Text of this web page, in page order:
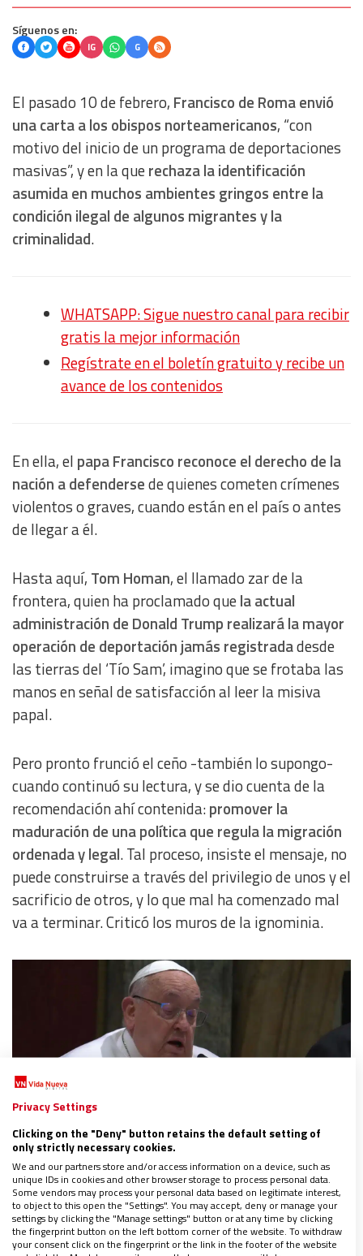
Síguenos en:
IG G
El pasado 10 de febrero, Francisco de Roma envió
una carta a los obispos norteamericanos, “con
motivo del inicio de un programa de deportaciones
masivas”, y en la querechaza la identificación
asumida en muchos ambientes gringos entre la
condición ilegal de algunos migrantes y la
criminalidad.
WHATSAPP: Sigue nuestro canal para recibir
gratis la mejor información
Regístrate en el boletín gratuito y recibe un
avance de los contenidos
En ella, el papa Francisco reconoce el derecho de la
nación a defendersede quienes cometen crímenes
violentos o graves, cuando están en el país o antes
de llegar a él.
Hasta aquí, Tom Homan, el llamado zar de la
frontera, quien ha proclamado quela actual
administración de Donald Trump realizará la mayor
operación de deportación jamás registradadesde
las tierras del ‘Tío Sam’, imagino que se frotaba las
manos en señal de satisfacción al leer la misiva
papal.
Pero pronto frunció el ceño -también lo supongo-
cuando continuó su lectura, y se dio cuenta de la
recomendación ahí contenida:promover la
maduración de una política que regula la migración
ordenada y legal. Tal proceso, insiste el mensaje, no
puede construirse a través del privilegio de unos y el
sacrificio de otros, y lo que mal ha comenzado mal
va a terminar. Criticó los muros de la ignominia.
Obvio.Lo dicho por Bergoglio molestó al
norteamericano, quien de inmediato se le fue a la
yugular. Lo menos que le pidió es que se concentrara
en el gobierno de la Iglesia Católica, que el Vaticano
Privacy Settings
Clicking on the "Deny" button retains the default setting of
only strictly necessary cookies.
We and our partners store and/or access information on a device, such as
unique IDs in cookies and other browser storage to process personal data.
Some vendors may process your personal data based on legitimate interest,
to object to this open the "Settings". You may accept, deny or manage your
settings by clicking the "Manage settings" button or at any time by clicking
the fingerprint button on the left bottom corner of the website. To withdraw
your consent click on the fingerprint or the link in the footer of the website